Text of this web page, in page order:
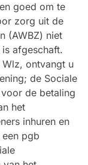
goed om te
zorg uit de
(AWBZ) niet
afgeschaft.
ontvangt u
de Sociale
de betaling
het
inhuren en
pgb